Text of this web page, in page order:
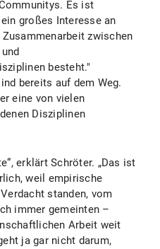
Es ist
großes Interesse an
zwischen
besteht."
bereits auf dem Weg.
eine von vielen
Disziplinen
erklärt Schröter. „Das ist
weil empirische
standen, vom
immer gemeinten –
Arbeit weit
ja gar nicht darum,